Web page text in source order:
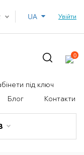
Увійти
під ключ
Блог Контакти
0